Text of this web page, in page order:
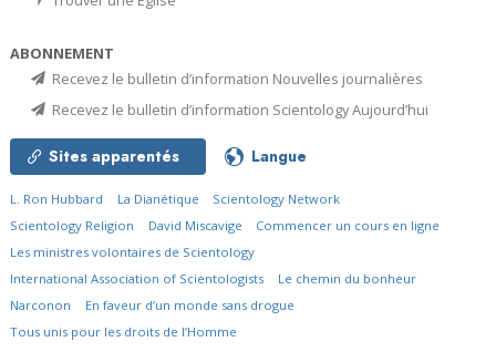
ABONNEMENT
Recevez le bulletin d’information Nouvelles journalières
Recevez le bulletin d’information Scientology Aujourd’hui
Sites apparentés Langue
L. Ron Hubbard La Dianétique
Scientology Network
Scientology Religion
David Miscavige
Commencer un cours en ligne
Les ministres volontaires de Scientology
International Association of Scientologists
Le chemin du bonheur
Narconon
En faveur d’un monde sans drogue
Tous unis pour les droits de l’Homme